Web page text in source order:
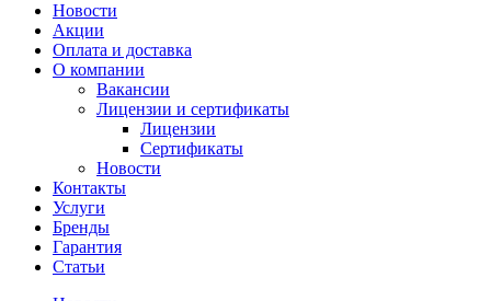
Новости
Акции
Оплата и доставка
О компании
Вакансии
Лицензии и сертификаты
Лицензии
Сертификаты
Новости
Контакты
Услуги
Бренды
Гарантия
Статьи